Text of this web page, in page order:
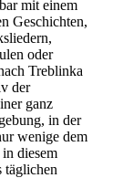
mit einem
Geschichten,
oder
Treblinka
der
ganz
in der
wenige dem
diesem
täglichen